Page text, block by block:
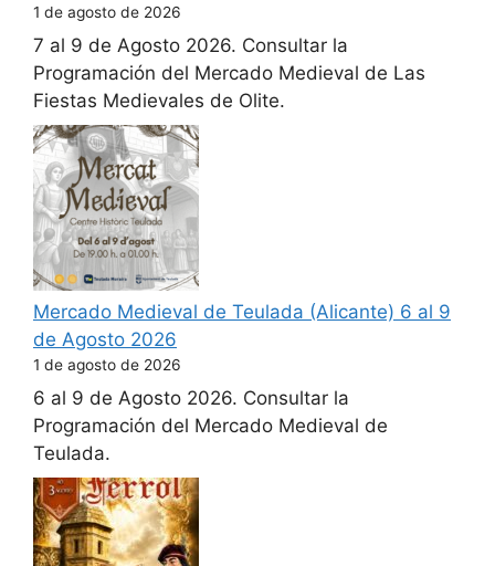
1 de agosto de 2026
7 al 9 de Agosto 2026. Consultar la
Programación del Mercado Medieval de Las
Fiestas Medievales de Olite.
Mercado Medieval de Teulada (Alicante) 6 al 9
de Agosto 2026
1 de agosto de 2026
6 al 9 de Agosto 2026. Consultar la
Programación del Mercado Medieval de
Teulada.